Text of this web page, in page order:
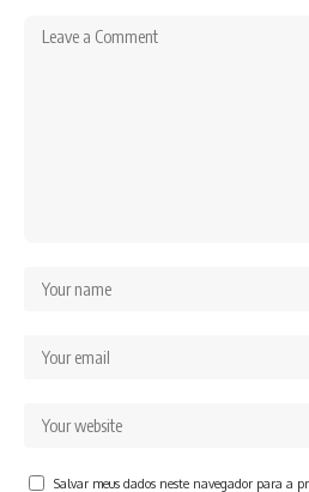
Salvar meus dados neste navegador para a